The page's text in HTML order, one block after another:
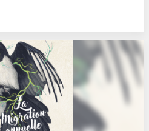
et ses peurs comme si c'était les